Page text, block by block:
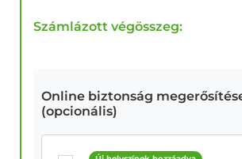
Számlázott végösszeg:
Online biztonság
(opcionális)